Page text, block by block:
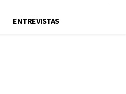
ENTREVISTAS